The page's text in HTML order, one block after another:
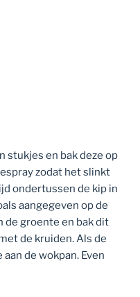
stukjes en bak deze op
zodat het slinkt
ondertussen de kip in
aangegeven op de
de groente en bak dit
de kruiden. Als de
de wokpan. Even